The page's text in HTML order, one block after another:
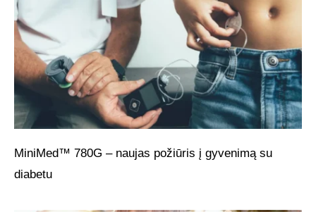
MiniMed™ 780G – naujas požiūris į gyvenimą su
diabetu